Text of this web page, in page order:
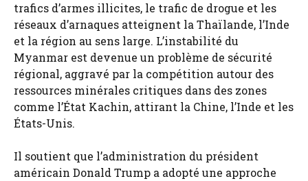
trafics d’armes illicites, le trafic de drogue et les
réseaux d’arnaques atteignent la Thaïlande, l’Inde
et la région au sens large. L’instabilité du
Myanmar est devenue un problème de sécurité
régional, aggravé par la compétition autour des
ressources minérales critiques dans des zones
comme l’État Kachin, attirant la Chine, l’Inde et les
États-Unis.
Il soutient que l’administration du président
américain Donald Trump a adopté une approche